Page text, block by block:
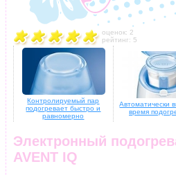
оценок: 2
рейтинг: 5
Контролируемый пар
подогревает быстро и
равномерно
Автоматически
время
Электронный
AVENT IQ